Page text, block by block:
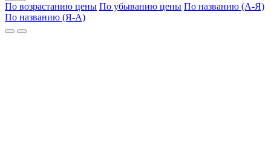
По возрастанию цены По убыванию цены По названию (А-Я)
По названию (Я-А)